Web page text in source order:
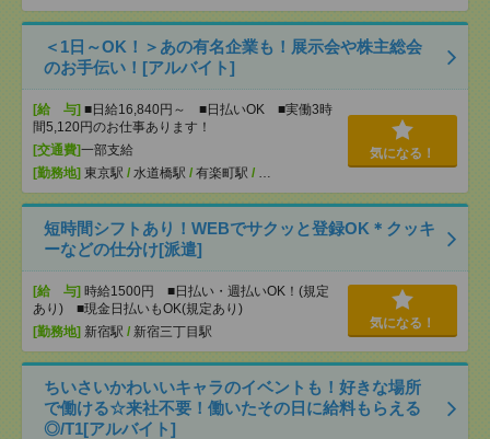
＜1日～OK！＞あの有名企業も！展示会や株主総会
のお手伝い！[アルバイト]
[給 与] ■日給16,840円～ ■日払いOK ■実働3時
間5,120円のお仕事あります！
[交通費]一部支給
[勤務地] 東京駅 / 水道橋駅 / 有楽町駅 / …
気になる！
短時間シフトあり！WEBでサクッと登録OK＊クッキ
ーなどの仕分け[派遣]
[給 与] 時給1500円 ■日払い・週払いOK！(規定
あり) ■現金日払いもOK(規定あり)
[勤務地] 新宿駅 / 新宿三丁目駅
気になる！
ちいさいかわいいキャラのイベントも！好きな場所
で働ける☆来社不要！働いたその日に給料もらえる
◎/T1[アルバイト]